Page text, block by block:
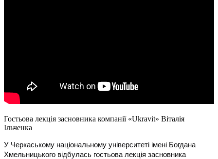
Гостьова лекція засновника компанії «Ukravit» Віталія
Ільченка
У Черкаському національному університеті імені Богдана
Хмельницького відбулась гостьова лекція засновника